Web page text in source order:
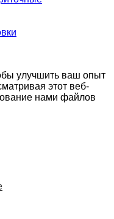
улучшить ваш опыт
этот веб-
нами файлов